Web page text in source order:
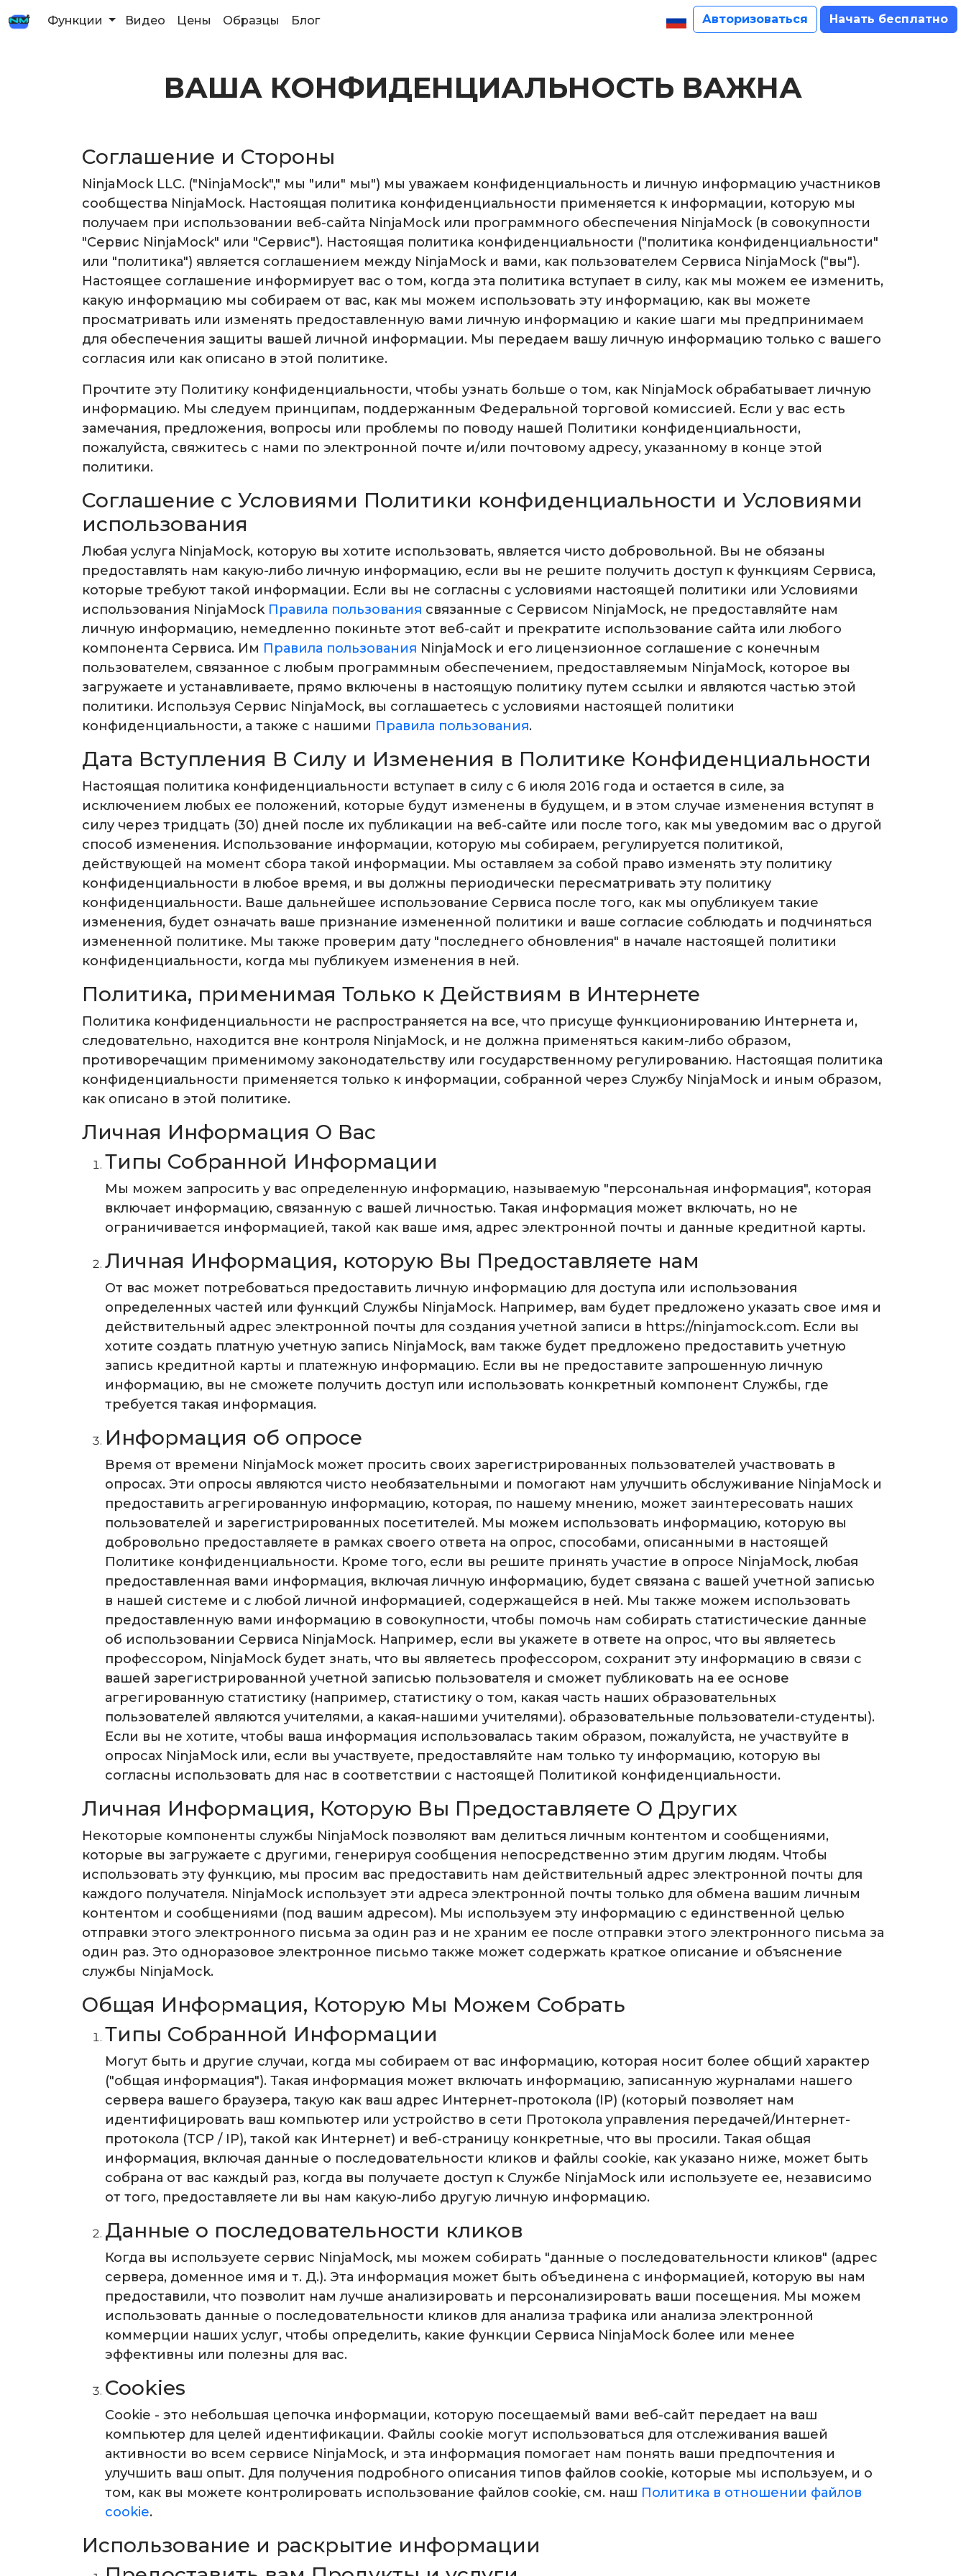
Функции Видео Цены Образцы Блог Авторизоваться Начать бесплатно
ВАША КОНФИДЕНЦИАЛЬНОСТЬ ВАЖНА
Соглашение и Стороны
NinjaMock LLC. ("NinjaMock"," мы "или" мы") мы уважаем конфиденциальность и личную информацию участников
сообщества NinjaMock. Настоящая политика конфиденциальности применяется к информации, которую мы
получаем при использовании веб-сайта NinjaMock или программного обеспечения NinjaMock (в совокупности
"Сервис NinjaMock" или "Сервис"). Настоящая политика конфиденциальности ("политика конфиденциальности"
или "политика") является соглашением между NinjaMock и вами, как пользователем Сервиса NinjaMock ("вы").
Настоящее соглашение информирует вас о том, когда эта политика вступает в силу, как мы можем ее изменить,
какую информацию мы собираем от вас, как мы можем использовать эту информацию, как вы можете
просматривать или изменять предоставленную вами личную информацию и какие шаги мы предпринимаем
для обеспечения защиты вашей личной информации. Мы передаем вашу личную информацию только с вашего
согласия или как описано в этой политике.
Прочтите эту Политику конфиденциальности, чтобы узнать больше о том, как NinjaMock обрабатывает личную
информацию. Мы следуем принципам, поддержанным Федеральной торговой комиссией. Если у вас есть
замечания, предложения, вопросы или проблемы по поводу нашей Политики конфиденциальности,
пожалуйста, свяжитесь с нами по электронной почте и/или почтовому адресу, указанному в конце этой
политики.
Соглашение с Условиями Политики конфиденциальности и Условиями
использования
Любая услуга NinjaMock, которую вы хотите использовать, является чисто добровольной. Вы не обязаны
предоставлять нам какую-либо личную информацию, если вы не решите получить доступ к функциям Сервиса,
которые требуют такой информации. Если вы не согласны с условиями настоящей политики или Условиями
использования NinjaMock Правила пользования связанные с Сервисом NinjaMock, не предоставляйте нам
личную информацию, немедленно покиньте этот веб-сайт и прекратите использование сайта или любого
компонента Сервиса. Им Правила пользования NinjaMock и его лицензионное соглашение с конечным
пользователем, связанное с любым программным обеспечением, предоставляемым NinjaMock, которое вы
загружаете и устанавливаете, прямо включены в настоящую политику путем ссылки и являются частью этой
политики. Используя Сервис NinjaMock, вы соглашаетесь с условиями настоящей политики
конфиденциальности, а также с нашими Правила пользования.
Дата Вступления В Силу и Изменения в Политике Конфиденциальности
Настоящая политика конфиденциальности вступает в силу с 6 июля 2016 года и остается в силе, за
исключением любых ее положений, которые будут изменены в будущем, и в этом случае изменения вступят в
силу через тридцать (30) дней после их публикации на веб-сайте или после того, как мы уведомим вас о другой
способ изменения. Использование информации, которую мы собираем, регулируется политикой,
действующей на момент сбора такой информации. Мы оставляем за собой право изменять эту политику
конфиденциальности в любое время, и вы должны периодически пересматривать эту политику
конфиденциальности. Ваше дальнейшее использование Сервиса после того, как мы опубликуем такие
изменения, будет означать ваше признание измененной политики и ваше согласие соблюдать и подчиняться
измененной политике. Мы также проверим дату "последнего обновления" в начале настоящей политики
конфиденциальности, когда мы публикуем изменения в ней.
Политика, применимая Только к Действиям в Интернете
Политика конфиденциальности не распространяется на все, что присуще функционированию Интернета и,
следовательно, находится вне контроля NinjaMock, и не должна применяться каким-либо образом,
противоречащим применимому законодательству или государственному регулированию. Настоящая политика
конфиденциальности применяется только к информации, собранной через Службу NinjaMock и иным образом,
как описано в этой политике.
Личная Информация О Вас
Типы Собранной Информации
Мы можем запросить у вас определенную информацию, называемую "персональная информация", которая
включает информацию, связанную с вашей личностью. Такая информация может включать, но не
ограничивается информацией, такой как ваше имя, адрес электронной почты и данные кредитной карты.
Личная Информация, которую Вы Предоставляете нам
От вас может потребоваться предоставить личную информацию для доступа или использования
определенных частей или функций Службы NinjaMock. Например, вам будет предложено указать свое имя и
действительный адрес электронной почты для создания учетной записи в https://ninjamock.com. Если вы
хотите создать платную учетную запись NinjaMock, вам также будет предложено предоставить учетную
запись кредитной карты и платежную информацию. Если вы не предоставите запрошенную личную
информацию, вы не сможете получить доступ или использовать конкретный компонент Службы, где
требуется такая информация.
Информация об опросе
Время от времени NinjaMock может просить своих зарегистрированных пользователей участвовать в
опросах. Эти опросы являются чисто необязательными и помогают нам улучшить обслуживание NinjaMock и
предоставить агрегированную информацию, которая, по нашему мнению, может заинтересовать наших
пользователей и зарегистрированных посетителей. Мы можем использовать информацию, которую вы
добровольно предоставляете в рамках своего ответа на опрос, способами, описанными в настоящей
Политике конфиденциальности. Кроме того, если вы решите принять участие в опросе NinjaMock, любая
предоставленная вами информация, включая личную информацию, будет связана с вашей учетной записью
в нашей системе и с любой личной информацией, содержащейся в ней. Мы также можем использовать
предоставленную вами информацию в совокупности, чтобы помочь нам собирать статистические данные
об использовании Сервиса NinjaMock. Например, если вы укажете в ответе на опрос, что вы являетесь
профессором, NinjaMock будет знать, что вы являетесь профессором, сохранит эту информацию в связи с
вашей зарегистрированной учетной записью пользователя и сможет публиковать на ее основе
агрегированную статистику (например, статистику о том, какая часть наших образовательных
пользователей являются учителями, а какая-нашими учителями). образовательные пользователи-студенты).
Если вы не хотите, чтобы ваша информация использовалась таким образом, пожалуйста, не участвуйте в
опросах NinjaMock или, если вы участвуете, предоставляйте нам только ту информацию, которую вы
согласны использовать для нас в соответствии с настоящей Политикой конфиденциальности.
Личная Информация, Которую Вы Предоставляете О Других
Некоторые компоненты службы NinjaMock позволяют вам делиться личным контентом и сообщениями,
которые вы загружаете с другими, генерируя сообщения непосредственно этим другим людям. Чтобы
использовать эту функцию, мы просим вас предоставить нам действительный адрес электронной почты для
каждого получателя. NinjaMock использует эти адреса электронной почты только для обмена вашим личным
контентом и сообщениями (под вашим адресом). Мы используем эту информацию с единственной целью
отправки этого электронного письма за один раз и не храним ее после отправки этого электронного письма за
один раз. Это одноразовое электронное письмо также может содержать краткое описание и объяснение
службы NinjaMock.
Общая Информация, Которую Мы Можем Собрать
Типы Собранной Информации
Могут быть и другие случаи, когда мы собираем от вас информацию, которая носит более общий характер
("общая информация"). Такая информация может включать информацию, записанную журналами нашего
сервера вашего браузера, такую как ваш адрес Интернет-протокола (IP) (который позволяет нам
идентифицировать ваш компьютер или устройство в сети Протокола управления передачей/Интернет-
протокола (TCP / IP), такой как Интернет) и веб-страницу конкретные, что вы просили. Такая общая
информация, включая данные о последовательности кликов и файлы cookie, как указано ниже, может быть
собрана от вас каждый раз, когда вы получаете доступ к Службе NinjaMock или используете ее, независимо
от того, предоставляете ли вы нам какую-либо другую личную информацию.
Данные о последовательности кликов
Когда вы используете сервис NinjaMock, мы можем собирать "данные о последовательности кликов" (адрес
сервера, доменное имя и т. Д.). Эта информация может быть объединена с информацией, которую вы нам
предоставили, что позволит нам лучше анализировать и персонализировать ваши посещения. Мы можем
использовать данные о последовательности кликов для анализа трафика или анализа электронной
коммерции наших услуг, чтобы определить, какие функции Сервиса NinjaMock более или менее
эффективны или полезны для вас.
Cookies
Cookie - это небольшая цепочка информации, которую посещаемый вами веб-сайт передает на ваш
компьютер для целей идентификации. Файлы cookie могут использоваться для отслеживания вашей
активности во всем сервисе NinjaMock, и эта информация помогает нам понять ваши предпочтения и
улучшить ваш опыт. Для получения подробного описания типов файлов cookie, которые мы используем, и о
том, как вы можете контролировать использование файлов cookie, см. наш Политика в отношении файлов
cookie.
Использование и раскрытие информации